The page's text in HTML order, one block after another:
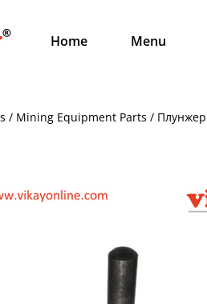
Home Menu
/ Mining Equipment Parts / Плунжер